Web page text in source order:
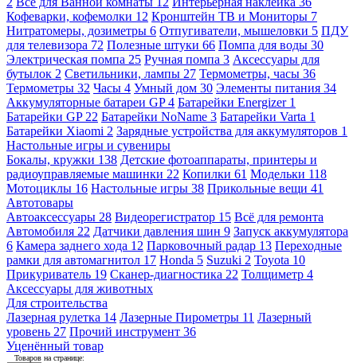
Кофеварки, кофемолки 12 Кронштейн ТВ и Мониторы 7
Нитратомеры, дозиметры 6 Отпугиватели, мышеловки 5 ПДУ
для телевизора 72 Полезные штуки 66 Помпа для воды 30
Электрическая помпа 25 Ручная помпа 3 Аксессуары для
бутылок 2 Светильники, лампы 27 Термометры, часы 36
Термометры 32 Часы 4 Умный дом 30 Элементы питания 34
Аккумуляторные батареи GP4 Батарейки Energizer 1
Батарейки GP 22 Батарейки NoName 3 Батарейки Varta 1
Батарейки Xiaomi 2 Зарядные устройства для аккумуляторов 1
Настольные игры и сувениры
Бокалы, кружки 138 Детские фотоаппараты, принтеры и
радиоуправляемые машинки 22 Копилки 61 Модельки 118
Мотоциклы 16 Настольные игры 38 Прикольные вещи 41
Автотовары
Автоаксессуары 28 Видеорегистратор 15 Всё для ремонта
Автомобиля 22 Датчики давления шин 9 Запуск аккумулятора
6 Камера заднего хода 12 Парковочный радар 13 Переходные
рамки для автомагнитол 17 Honda 5 Suzuki 2 Toyota 10
Прикуриватель 19 Сканер-диагностика 22 Толщиметр 4
Аксессуары для животных
Для строительства
Лазерная рулетка 14 Лазерные Пирометры 11 Лазерный
уровень 27 Прочий инструмент 36
Уценённый товар
Товаров на странице: